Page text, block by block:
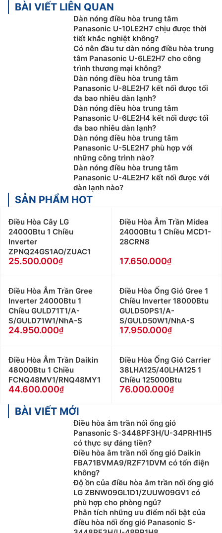
BÀI VIẾT LIÊN QUAN
Dàn nóng điều hòa trung tâm
Panasonic U-10LE2H7 chịu được thời
tiết khắc nghiệt không?
Có nên đầu tư dàn nóng điều hòa trung
tâm Panasonic U-6LE2H7 cho công
trình thương mại không?
Dàn nóng điều hòa trung tâm
Panasonic U-8LE2H7 kết nối được tối
đa bao nhiêu dàn lạnh?
Dàn nóng điều hòa trung tâm
Panasonic U-6LE2H4 kết nối được tối
đa bao nhiêu dàn lạnh?
Dàn nóng điều hòa trung tâm
Panasonic U-5LE2H7 phù hợp với
những công trình nào?
Dàn nóng điều hòa trung tâm
Panasonic U-4LE2H7 kết nối được với
dàn lạnh nào?
SẢN PHẨM HOT
Điều Hòa Cây LG
24000Btu 1 Chiều
Inverter
ZPNQ24GS1AO/ZUAC1
25.500.000
Điều Hòa Âm Trần Midea
24000Btu 1 Chiều MCD1-
28CRN8
17.650.000
Điều Hòa Âm Trần Gree
Inverter 24000Btu 1
Chiều GULD71T1/A-
S/GULD71W1/NhA-S
24.950.000
Điều Hòa Ống Gió Gree 1
Chiều Inverter 18000Btu
GULD50PS1/A-
S/GULD50W1/NhA-S
17.950.000
Điều Hòa Âm Trần Daikin
48000Btu 1 Chiều
FCNQ48MV1/RNQ48MY1
44.600.000
Điều Hòa Ống Gió Carrier
38LHA125/40LHA125 1
Chiều 125000Btu
76.000.000
BÀI VIẾT MỚI
Điều hòa âm trần nối ống gió
Panasonic S-3448PF3H/U-34PRH1H5
có thực sự đáng tiền?
Điều hòa âm trần nối ống gió Daikin
FBA71BVMA9/RZF71DVM có tốn điện
không?
Độ ồn của điều hòa âm trần nối ống gió
LG ZBNW09GL1D1/ZUUW09GV1 có
phù hợp cho phòng ngủ?
Phân tích những ưu điểm nổi bật của
điều hòa nối ống gió Panasonic S-